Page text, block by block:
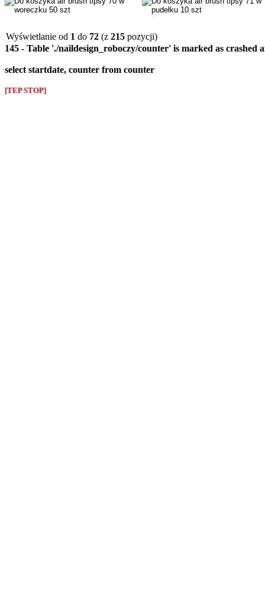
Wyświetlanie od 1 do 72 (z 215 pozycji)
145 - Table './naildesign_roboczy/counter' is marked as crashed
select startdate, counter from counter
[TEP STOP]